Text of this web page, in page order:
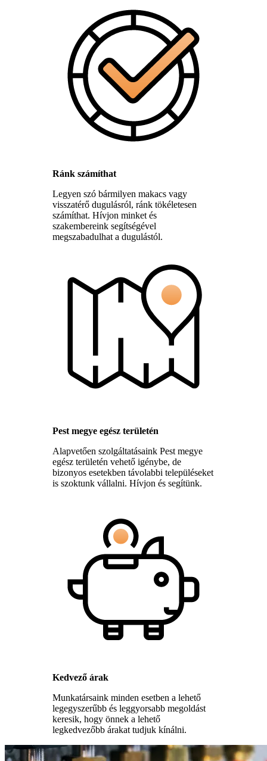
Ránk számíthat
Legyen szó bármilyen makacs vagy
visszatérő dugulásról, ránk tökéletesen
számíthat. Hívjon minket és
szakembereink segítségével
megszabadulhat a dugulástól.
Pest megye egész területén
Alapvetően szolgáltatásaink Pest megye
egész területén vehető igénybe, de
bizonyos esetekben távolabbi településeket
is szoktunk vállalni. Hívjon és segítünk.
Kedvező árak
Munkatársaink minden esetben a lehető
legegyszerűbb és leggyorsabb megoldást
keresik, hogy önnek a lehető
legkedvezőbb árakat tudjuk kínálni.